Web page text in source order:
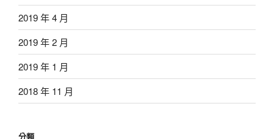
2019 年 4 月
2019 年 2 月
2019 年 1 月
2018 年 11 月
分類